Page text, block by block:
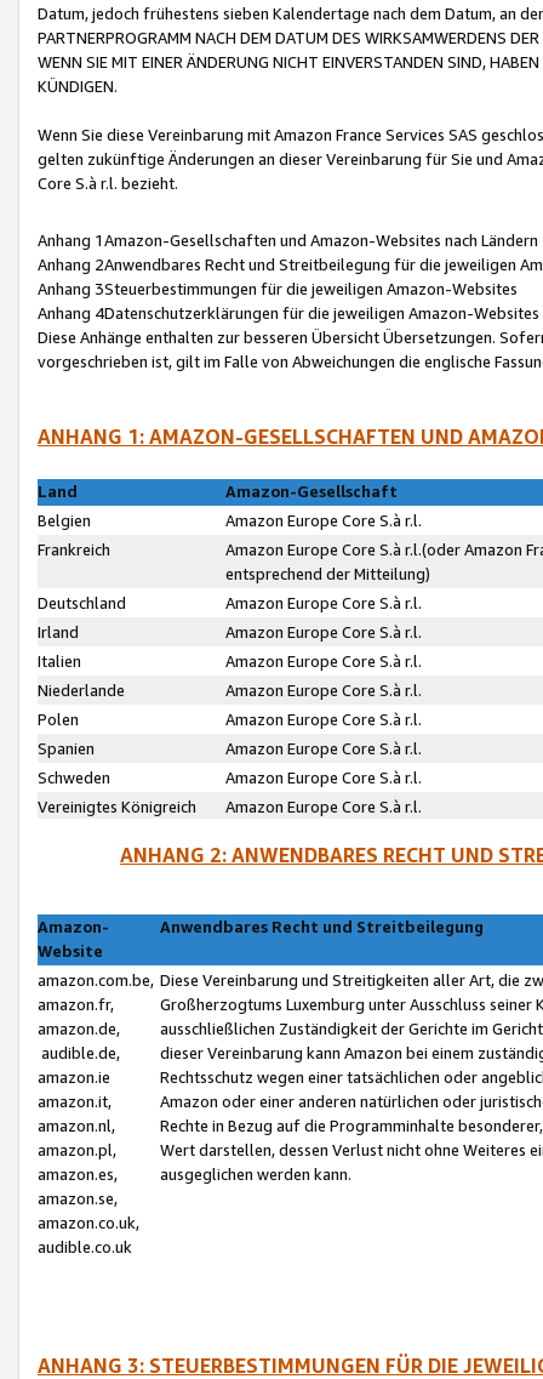
Datum, jedoch frühestens sieben Kalendertage nach dem Datum, an
PARTNERPROGRAMM NACH DEM DATUM DES WIRKSAMWERDENS
WENN SIE MIT EINER ÄNDERUNG NICHT EINVERSTANDEN SIND,
KÜNDIGEN.
Wenn Sie diese Vereinbarung mit Amazon France Services SAS
gelten zukünftige Änderungen an dieser Vereinbarung für Sie und
Core S.à r.l. bezieht.
Anhang 1Amazon-Gesellschaften und Amazon-Websites nach Ländern
Anhang 2Anwendbares Recht und Streitbeilegung für die jeweiligen
Anhang 3Steuerbestimmungen für die jeweiligen Amazon-Websites
Anhang 4Datenschutzerklärungen für die jeweiligen Amazon-Websites
Diese Anhänge enthalten zur besseren Übersicht Übersetzungen.
vorgeschrieben ist, gilt im Falle von Abweichungen die englische
ANHANG 1: AMAZON-GESELLSCHAFTEN UND
Land
Amazon-Gesellschaft
Belgien
Amazon Europe Core S.à r.l.
Frankreich
Amazon Europe Core S.à r.l.(oder Amazon
entsprechend der Mitteilung)
Deutschland
Amazon Europe Core S.à r.l.
Irland
Amazon Europe Core S.à r.l.
Italien
Amazon Europe Core S.à r.l.
Niederlande
Amazon Europe Core S.à r.l.
Polen
Amazon Europe Core S.à r.l.
Spanien
Amazon Europe Core S.à r.l.
Schweden
Amazon Europe Core S.à r.l.
Vereinigtes Königreich
Amazon Europe Core S.à r.l.
ANHANG 2: ANWENDBARES RECHT UND
Amazon-
Website
Anwendbares Recht und Streitbeilegung
amazon.com.be,
amazon.fr,
amazon.de,
audible.de,
amazon.ie
amazon.it,
amazon.nl,
amazon.pl,
amazon.es,
amazon.se,
amazon.co.uk,
audible.co.uk
Diese Vereinbarung und Streitigkeiten aller Art, die
Großherzogtums Luxemburg unter Ausschluss
ausschließlichen Zuständigkeit der Gerichte im
dieser Vereinbarung kann Amazon bei einem
Rechtsschutz wegen einer tatsächlichen oder
Amazon oder einer anderen natürlichen oder
Rechte in Bezug auf die Programminhalte
Wert darstellen, dessen Verlust nicht ohne Weiteres
ausgeglichen werden kann.
ANHANG 3: STEUERBESTIMMUNGEN FÜR DIE